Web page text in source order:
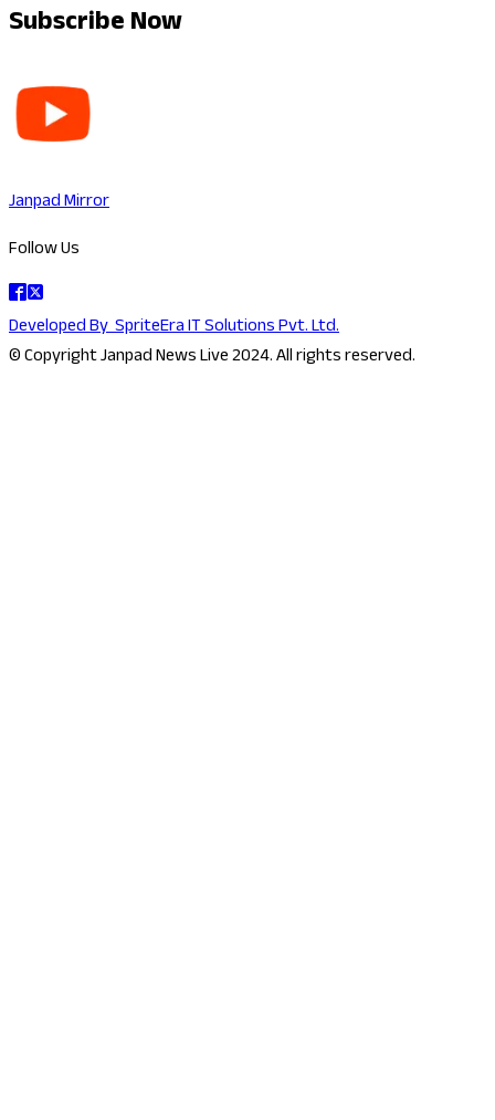
Subscribe Now
Janpad Mirror
Follow Us
Developed BySpriteEra IT Solutions Pvt. Ltd.
© Copyright Janpad News Live 2024. All rights reserved.